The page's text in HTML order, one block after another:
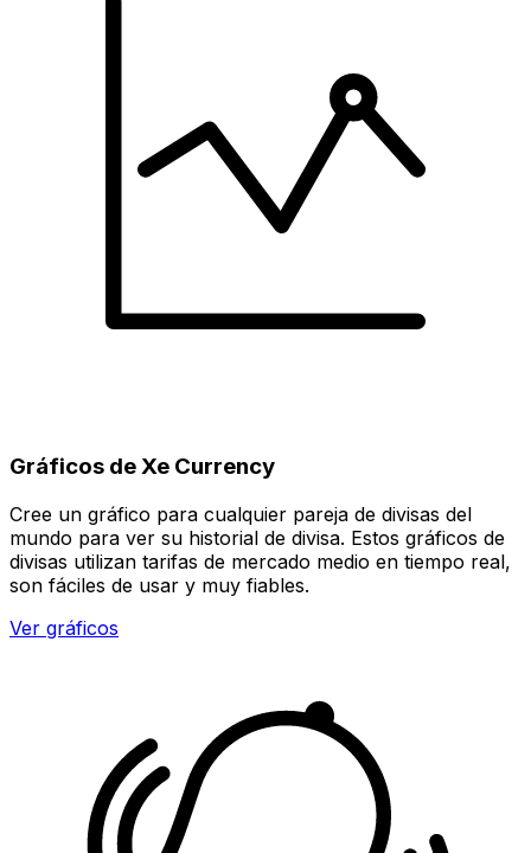
Gráficos de Xe Currency
Cree un gráfico para cualquier pareja de divisas del
mundo para ver su historial de divisa. Estos gráficos de
divisas utilizan tarifas de mercado medio en tiempo real,
son fáciles de usar y muy fiables.
Ver gráficos